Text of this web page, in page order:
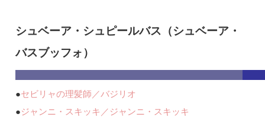
シュベーア・シュピールバス（シュベーア・
バスブッフォ）
●セビリャの理髪師／バジリオ
●ジャンニ・スキッキ／ジャンニ・スキッキ